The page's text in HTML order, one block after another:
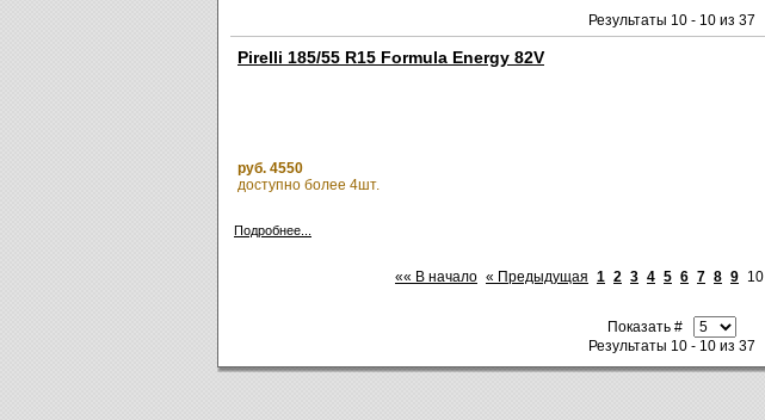
Результаты 10 - 10 из 37
Pirelli 185/55 R15 Formula Energy 82V
руб. 4550
доступно более 4шт.
Подробнее...
«« В начало « Предыдущая 1 2 3 4 5 6 7 8 9 10
Показать #
Результаты 10 - 10 из 37